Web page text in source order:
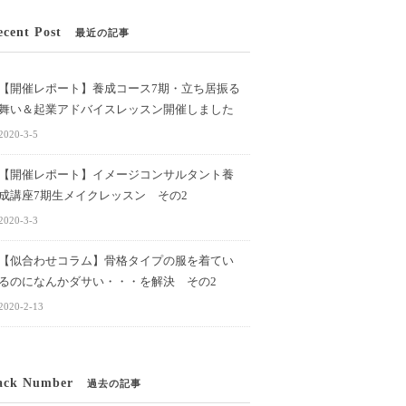
Post 最近の記事
開催レポート】養成コース7期・立ち居振る
い＆起業アドバイスレッスン開催しました
3-5
開催レポート】イメージコンサルタント養
講座7期生メイクレッスン その2
3-3
似合わせコラム】骨格タイプの服を着てい
のになんかダサい・・・を解決 その2
2-13
Number 過去の記事